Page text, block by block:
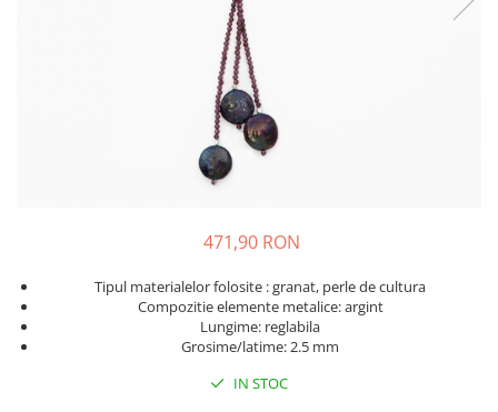
471,90 RON
Tipul materialelor folosite : granat, perle de cultura
Compozitie elemente metalice: argint
Lungime: reglabila
Grosime/latime: 2.5 mm
IN STOC